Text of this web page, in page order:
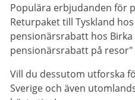
Populära erbjudanden för
Returpaket till Tyskland
pensionärsrabatt hos Birka
pensionärsrabatt på resor"
Vill du dessutom utforska
Sverige och även